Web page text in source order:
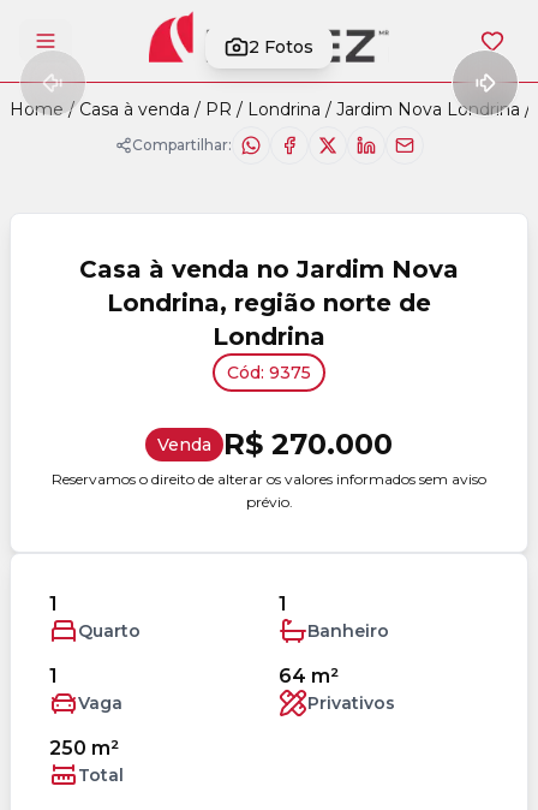
Abrir menu 2 Fotos
Home / Casa à venda / PR / Londrina / Jardim Nova Londrina /
Compartilhar:
Casa à venda no Jardim Nova
Londrina, região norte de
Londrina
Cód: 9375
Venda R$ 270.000
Reservamos o direito de alterar os valores informados sem aviso
prévio.
1
Quarto
1
Banheiro
1
Vaga
64 m²
Privativos
250 m²
Total